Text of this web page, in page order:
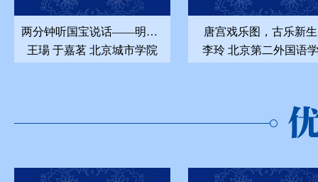
两分钟听国宝说话——明代白玉花蝶纹扁簪：藏在发间的“温柔铠甲”
王瑒 于嘉茗 北京城市学院
唐宫戏乐图，古乐新
李玲 北京第二外国语